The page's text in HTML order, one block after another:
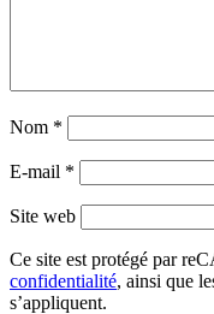
Nom *
E-mail *
Site web
Ce site est protégé par
confidentialité, ainsi que
s’appliquent.